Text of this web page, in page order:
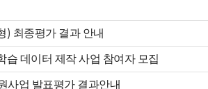
) 최종평가 결과 안내
데이터 제작 사업 참여자 모집
사업 발표평가 결과안내